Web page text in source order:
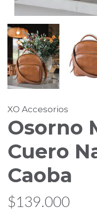
XO Accesorios
Osorno
Cuero
Caoba
$139.000